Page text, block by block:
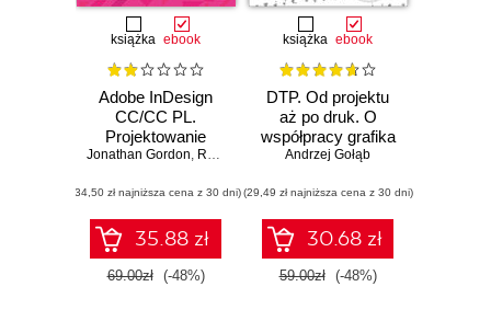
książka ebook
Adobe InDesign
CC/CC PL.
Projektowanie
multimediów i
Jonathan Gordon, Rob Schwartz ,Cari Jansen
(34,50 zł najniższa cena z 30 dni)
35.88 zł
69.00zł (-48%)
książka ebook
DTP. Od projektu
aż po druk. O
współpracy grafika
z drukarzem
Andrzej Gołąb
(29,49 zł najniższa cena z 30 dni)
30.68 zł
59.00zł (-48%)